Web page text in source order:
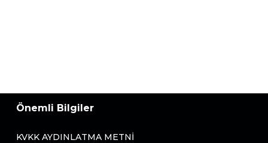
Önemli Bilgiler
KVKK AYDINLATMA METNI